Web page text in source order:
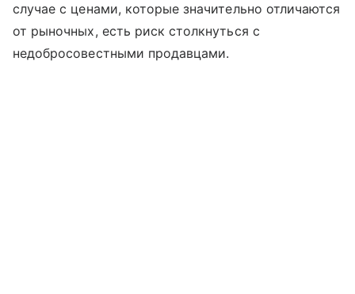
случае с ценами, которые значительно отличаются
от рыночных, есть риск столкнуться с
недобросовестными продавцами.